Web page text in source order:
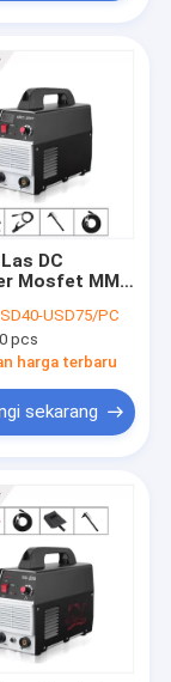
DC
Mosfet MMA
220v
USD75/PC
pcs
harga terbaru
sekarang